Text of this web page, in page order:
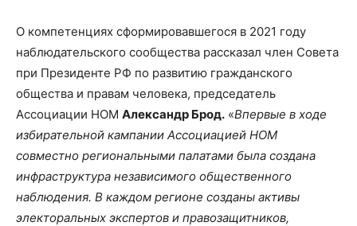
О компетенциях сформировавшегося в 2021 году
наблюдательского сообщества рассказал член Совета
при Президенте РФ по развитию гражданского
общества и правам человека, председатель
Ассоциации НОМ Александр Брод. «Впервые в ходе
избирательной кампании Ассоциацией НОМ
совместно региональными палатами была создана
инфраструктура независимого общественного
наблюдения. В каждом регионе созданы активы
электоральных экспертов и правозащитников,